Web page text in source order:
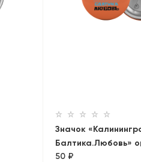
Значок
Балтика.Любовь»
50 ₽